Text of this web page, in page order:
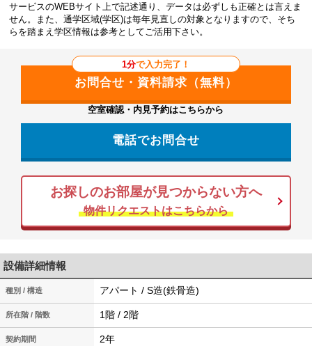
サービスのWEBサイト上で記述通り、データは必ずしも正確とは言えま
せん。また、通学区域(学区)は毎年見直しの対象となりますので、そち
らを踏まえ学区情報は参考としてご活用下さい。
1分で入力完了！
空室確認・内見予約はこちらから
電話でお問合せ
お探しのお部屋が見つからない方へ
物件リクエストはこちらから
設備詳細情報
種別 / 構造 アパート / S造(鉄骨造)
所在階 / 階数 1階 / 2階
契約期間 2年